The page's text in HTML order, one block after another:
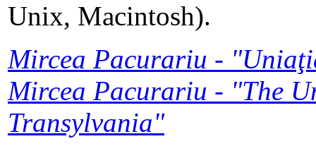
Unix, Macintosh).
Mircea Pacurariu -
Mircea Pacurariu - "The
Transylvania"